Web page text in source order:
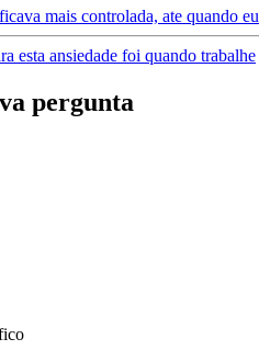
mais controlada, ate quando eu
esta ansiedade foi quando trabalhe
pergunta